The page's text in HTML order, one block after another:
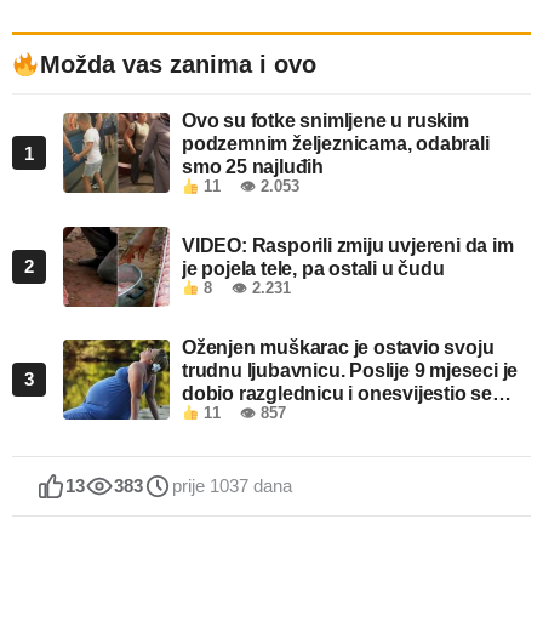
Možda vas zanima i ovo
1
Ovo su fotke snimljene u ruskim
podzemnim željeznicama, odabrali
smo 25 najluđih
11 👁 2.053
2
VIDEO: Rasporili zmiju uvjereni da im
je pojela tele, pa ostali u čudu
8 👁 2.231
3
Oženjen muškarac je ostavio svoju
trudnu ljubavnicu. Poslije 9 mjeseci je
dobio razglednicu i onesvijestio se
kada je pročitao šta piše!
11 👁 857
13 383 prije 1037 dana